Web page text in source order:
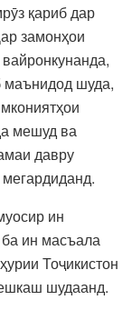
қариб дар
замонҳои
маънидод шуда,
мешуд ва
давру
ин
ин масъала
Тоҷикистон
шудаанд.